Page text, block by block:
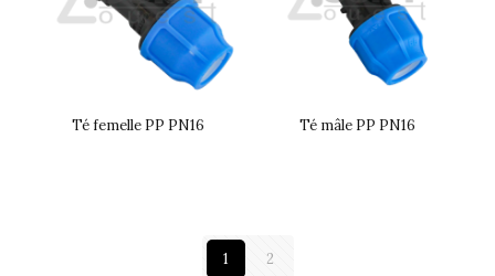
Té femelle PP PN16 Té mâle PP PN16
1 2